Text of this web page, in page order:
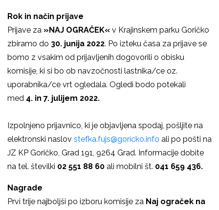
Rok in način prijave
Prijave za »NAJ OGRAČEK« v Krajinskem parku Goričko
zbiramo do 30. junija 2022. Po izteku časa za prijave se
bomo z vsakim od prijavljenih dogovorili o obisku
komisije, ki si bo ob navzočnosti lastnika/ce oz.
uporabnika/ce vrt ogledala. Ogledi bodo potekali
med 4. in 7. julijem 2022.
Izpolnjeno prijavnico, ki je objavljena spodaj, pošljite na
elektronski naslov stefka.fujs@goricko.info ali po pošti na
JZ KP Goričko, Grad 191, 9264 Grad. Informacije dobite
na tel. številki 02 551 88 60 ali mobilni št. 041 659 436.
Nagrade
Prvi trije najboljši po izboru komisije za Naj ograček na